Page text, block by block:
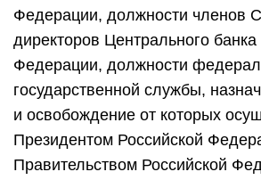
Федерации, должности членов
директоров Центрального банка
Федерации, должности
государственной службы,
и освобождение от которых
Президентом Российской
Правительством Российской